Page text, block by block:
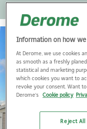
Information on how we
At Derome, we use cookies
as smooth as a freshly
statistical and marketing
which cookies you want to
revoke your consent. Want
Derome's Cookie policy
Reject All